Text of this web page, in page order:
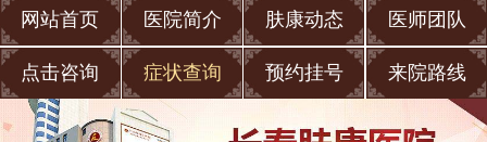
网站首页 医院简介 肤康动态 医师团队
点击咨询 症状查询 预约挂号 来院路线